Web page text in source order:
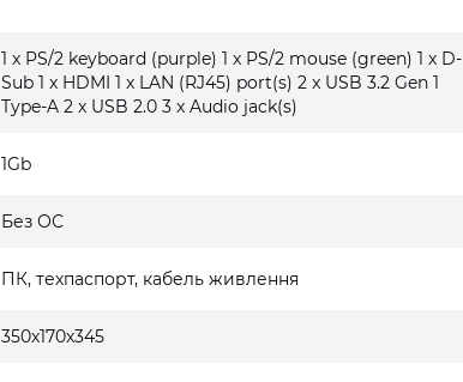
1 x PS/2 keyboard (purple) 1 x PS/2 mouse (green) 1 x D-
Sub 1 x HDMI 1 x LAN (RJ45) port(s) 2 x USB 3.2 Gen 1
Type-A 2 x USB 2.0 3 x Audio jack(s)
1Gb
Без ОС
ПК, техпаспорт, кабель живлення
350x170x345